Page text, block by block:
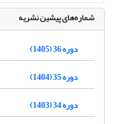
شماره‌های پیشین نشریه
دوره 36 (1405)
دوره 35 (1404)
دوره 34 (1403)